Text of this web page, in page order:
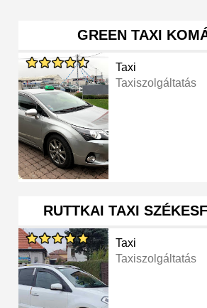
GREEN TAXI
Taxi
Taxiszolgáltatás
RUTTKAI TAXI
Taxi
Taxiszolgáltatás